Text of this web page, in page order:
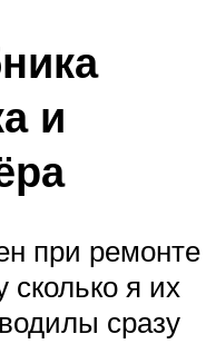
и
при ремонте
сколько я их
сразу